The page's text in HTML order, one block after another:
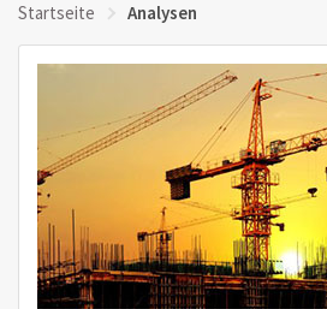
Startseite Analysen